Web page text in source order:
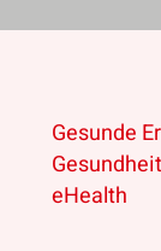
Gesunde
eHealth